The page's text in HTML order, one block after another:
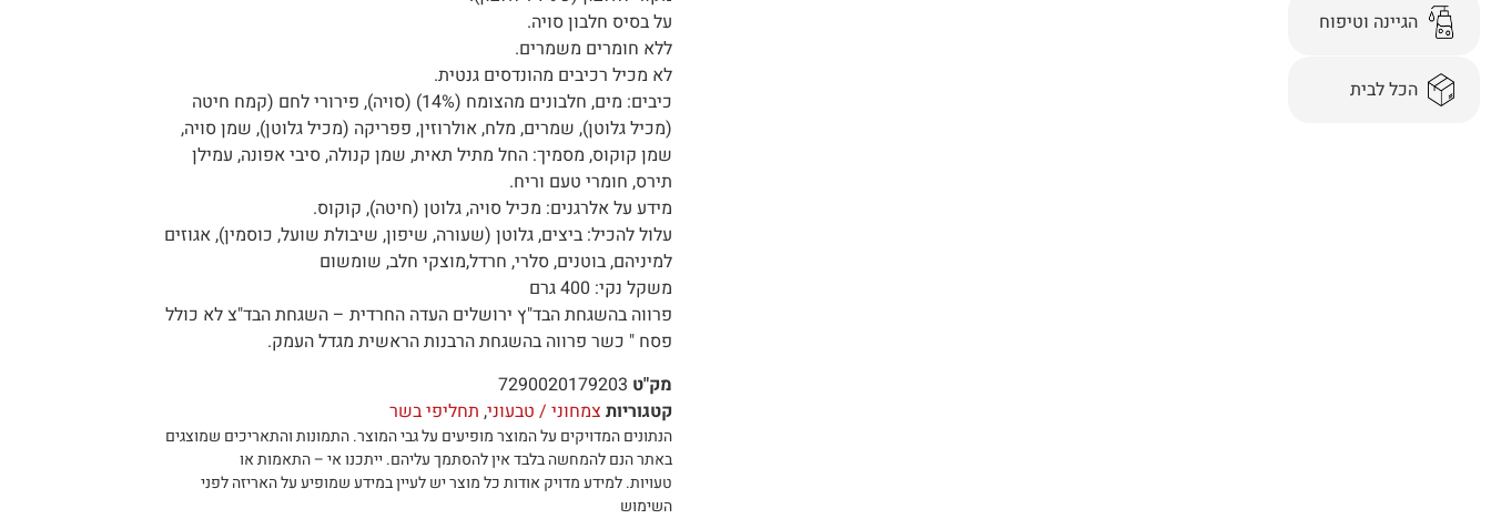
הגיינה וטיפוח
הכל לבית
על בסיס חלבון סויה.
ללא חומרים משמרים.
לא מכיל רכיבים מהונדסים גנטית.
כיבים: מים, חלבונים מהצומח (14%) (סויה), פירורי לחם (קמח חיטה
(מכיל גלוטן), שמרים, מלח, אולרוזין, פפריקה (מכיל גלוטן), שמן סויה,
שמן קוקוס, מסמיך: החל מתיל תאית, שמן קנולה, סיבי אפונה, עמילן
תירס, חומרי טעם וריח.
מידע על אלרגנים: מכיל סויה, גלוטן (חיטה), קוקוס.
עלול להכיל: ביצים, גלוטן (שעורה, שיפון, שיבולת שועל, כוסמין), אגוזים
למיניהם, בוטנים, סלרי, חרדל,מוצקי חלב, שומשום
משקל נקי: 400 גרם
פרווה בהשגחת הבד"ץ ירושלים העדה החרדית – השגחת הבד"צ לא כולל
פסח " כשר פרווה בהשגחת הרבנות הראשית מגדל העמק.
מק"ט 7290020179203
קטגוריות צמחוני / טבעוני, תחליפי בשר
הנתונים המדויקים על המוצר מופיעים על גבי המוצר.התמונות והתאריכים שמוצגים
באתר הנם להמחשה בלבד אין להסתמך עליהם.ייתכנו אי – התאמות או
טעויות.למידע מדויק אודות כל מוצר יש לעיין במידע שמופיע על האריזה לפני
השימוש